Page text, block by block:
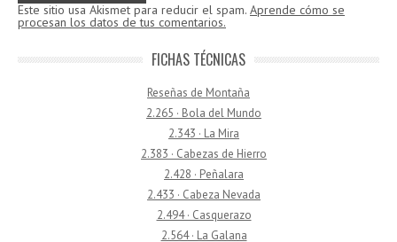
Este sitio usa Akismet para reducir el spam. Aprende cómo se
procesan los datos de tus comentarios.
FICHAS TÉCNICAS
Reseñas de Montaña
2.265 · Bola del Mundo
2.343 · La Mira
2.383 · Cabezas de Hierro
2.428 · Peñalara
2.433 · Cabeza Nevada
2.494 · Casquerazo
2.564 · La Galana